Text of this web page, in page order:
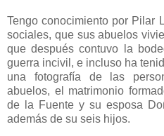
Tengo conocimiento por Pilar
sociales, que sus abuelos
que después contuvo la
guerra incivil, e incluso ha
una fotografía de las
abuelos, el matrimonio
de la Fuente y su esposa
además de su seis hijos.